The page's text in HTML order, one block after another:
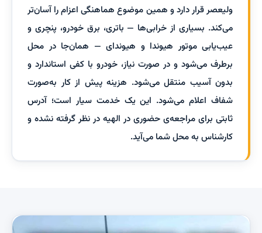
ولیعصر قرار دارد و همین موضوع هماهنگی اعزام را آسان‌تر
می‌کند. بسیاری از خرابی‌ها — باتری، برق خودرو، پنچری و
عیب‌یابی موتور هیوندا و هیوندای — همان‌جا در محل
برطرف می‌شود و در صورت نیاز، خودرو با کفی استاندارد و
بدون آسیب منتقل می‌شود. هزینه پیش از کار به‌صورت
شفاف اعلام می‌شود. این یک خدمت سیار است؛ آدرس
ثابتی برای مراجعه‌ی حضوری در الهیه در نظر گرفته نشده و
کارشناس به محل شما می‌آید.